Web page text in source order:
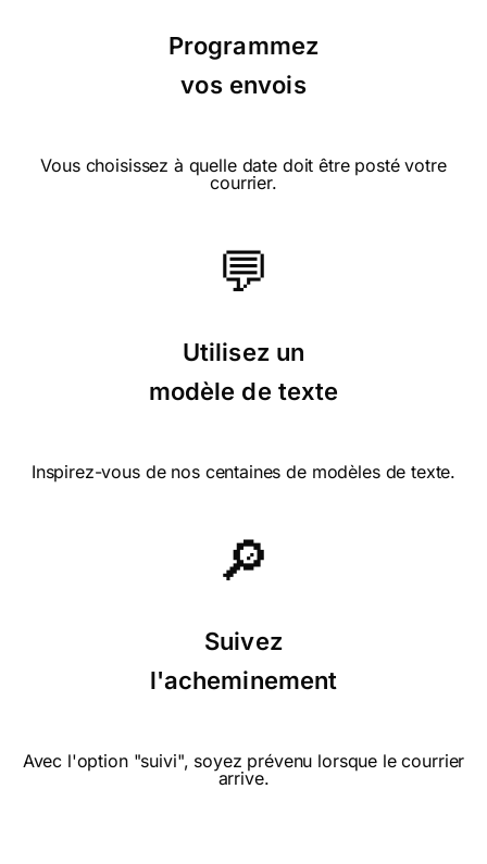
Programmez
vos envois
Vous choisissez à quelle date doit être posté votre
courrier.
💬
Utilisez un
modèle de texte
Inspirez-vous de nos centaines de modèles de texte.
🔎
Suivez
l'acheminement
Avec l'option "suivi", soyez prévenu lorsque le courrier
arrive.